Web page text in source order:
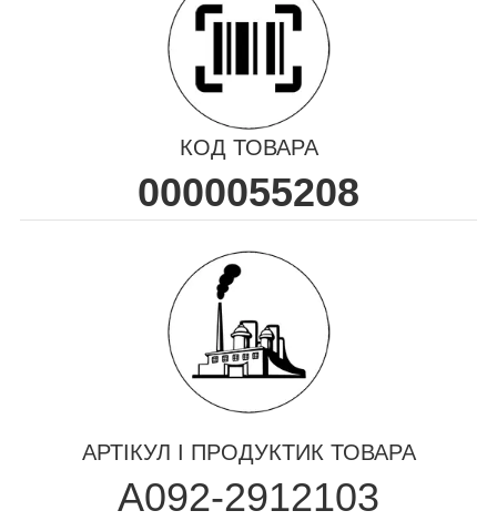
КОД ТОВАРА
0000055208
АРТІКУЛ І ПРОДУКТИК ТОВАРА
A092-2912103